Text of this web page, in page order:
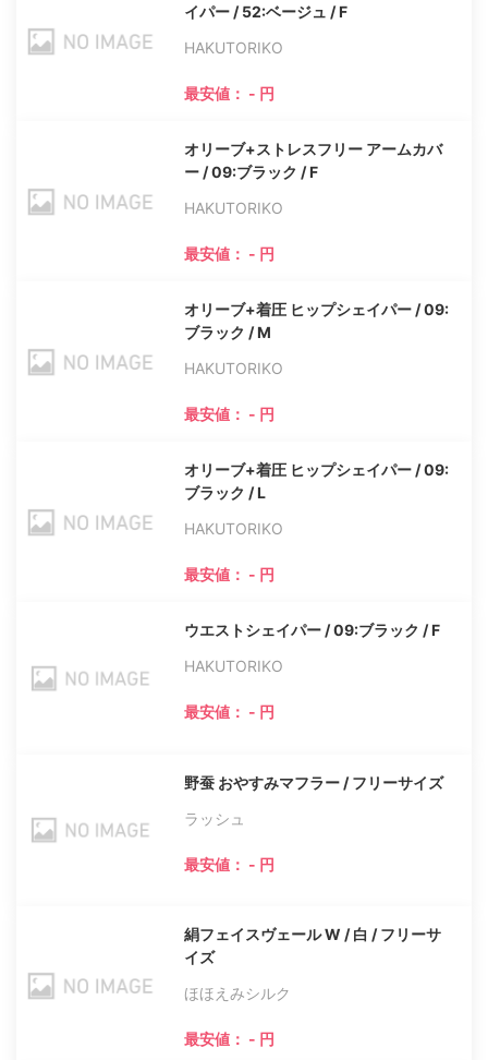
イパー / 52:ベージュ / F
HAKUTORIKO
最安値： - 円
オリーブ+ストレスフリー アームカバ
ー / 09:ブラック / F
HAKUTORIKO
最安値： - 円
オリーブ+着圧 ヒップシェイパー / 09:
ブラック / M
HAKUTORIKO
最安値： - 円
オリーブ+着圧 ヒップシェイパー / 09:
ブラック / L
HAKUTORIKO
最安値： - 円
ウエストシェイパー / 09:ブラック / F
HAKUTORIKO
最安値： - 円
野蚕 おやすみマフラー / フリーサイズ
ラッシュ
最安値： - 円
絹フェイスヴェール W / 白 / フリーサ
イズ
ほほえみシルク
最安値： - 円